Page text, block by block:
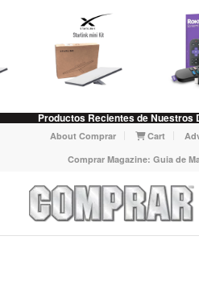
Productos Recientes de Nuestros
About Comprar Cart
Comprar Magazine: Guia de